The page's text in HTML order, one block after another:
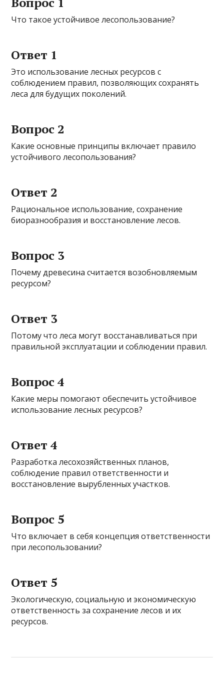
Что такое устойчивое лесопользование?
Ответ 1
Это использование лесных ресурсов с
соблюдением правил, позволяющих сохранять
леса для будущих поколений.
Вопрос 2
Какие основные принципы включает правило
устойчивого лесопользования?
Ответ 2
Рациональное использование, сохранение
биоразнообразия и восстановление лесов.
Вопрос 3
Почему древесина считается возобновляемым
ресурсом?
Ответ 3
Потому что леса могут восстанавливаться при
правильной эксплуатации и соблюдении правил.
Вопрос 4
Какие меры помогают обеспечить устойчивое
использование лесных ресурсов?
Ответ 4
Разработка лесохозяйственных планов,
соблюдение правил ответственности и
восстановление вырубленных участков.
Вопрос 5
Что включает в себя концепция ответственности
при лесопользовании?
Ответ 5
Экологическую, социальную и экономическую
ответственность за сохранение лесов и их
ресурсов.